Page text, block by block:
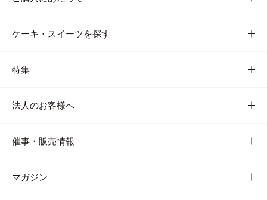
ケーキ・スイーツを探す
特集
法人のお客様へ
催事・販売情報
マガジン